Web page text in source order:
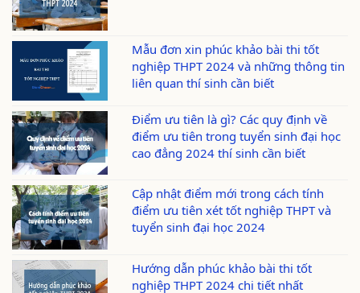
Mẫu đơn xin phúc khảo bài thi tốt
nghiệp THPT 2024 và những thông tin
liên quan thí sinh cần biết
Điểm ưu tiên là gì? Các quy định về
điểm ưu tiên trong tuyển sinh đại học
cao đẳng 2024 thí sinh cần biết
Cập nhật điểm mới trong cách tính
điểm ưu tiên xét tốt nghiệp THPT và
tuyển sinh đại học 2024
Hướng dẫn phúc khảo bài thi tốt
nghiệp THPT 2024 chi tiết nhất